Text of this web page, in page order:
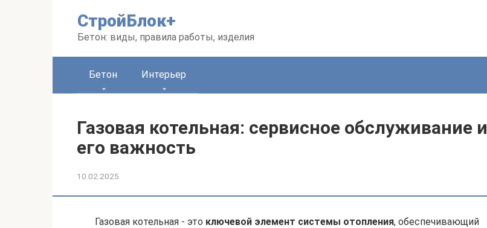
СтройБлок+
Бетон: виды, правила работы, изделия
Бетон Интерьер
Газовая котельная: сервисное обслуживание и
его важность
10.02.2025
Газовая котельная - это ключевой элемент системы отопления, обеспечивающий